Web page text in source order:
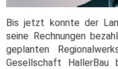
Bis jetzt konnte der
seine Rechnungen
geplanten
Gesellschaft HallerBau